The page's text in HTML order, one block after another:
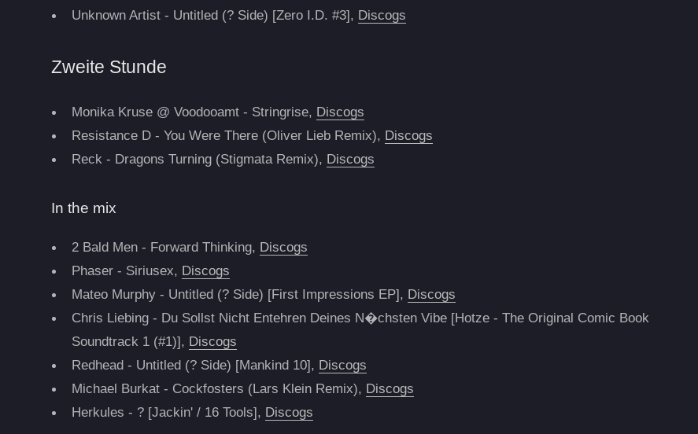
Unknown Artist - Untitled (? Side) [Zero I.D. #3], Discogs
Zweite Stunde
Monika Kruse @ Voodooamt - Stringrise, Discogs
Resistance D - You Were There (Oliver Lieb Remix), Discogs
Reck - Dragons Turning (Stigmata Remix), Discogs
In the mix
2 Bald Men - Forward Thinking, Discogs
Phaser - Siriusex, Discogs
Mateo Murphy - Untitled (? Side) [First Impressions EP], Discogs
Chris Liebing - Du Sollst Nicht Entehren Deines N�chsten Vibe [Hotze - The Original Comic Book
Soundtrack 1 (#1)], Discogs
Redhead - Untitled (? Side) [Mankind 10], Discogs
Michael Burkat - Cockfosters (Lars Klein Remix), Discogs
Herkules - ? [Jackin' / 16 Tools], Discogs